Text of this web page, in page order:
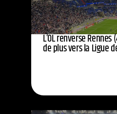
L’OL renverse
de plus vers la Ligue